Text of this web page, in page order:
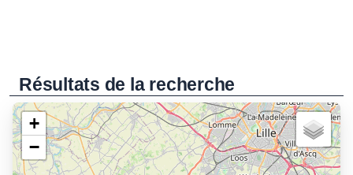
Résultats de la recherche
+
−